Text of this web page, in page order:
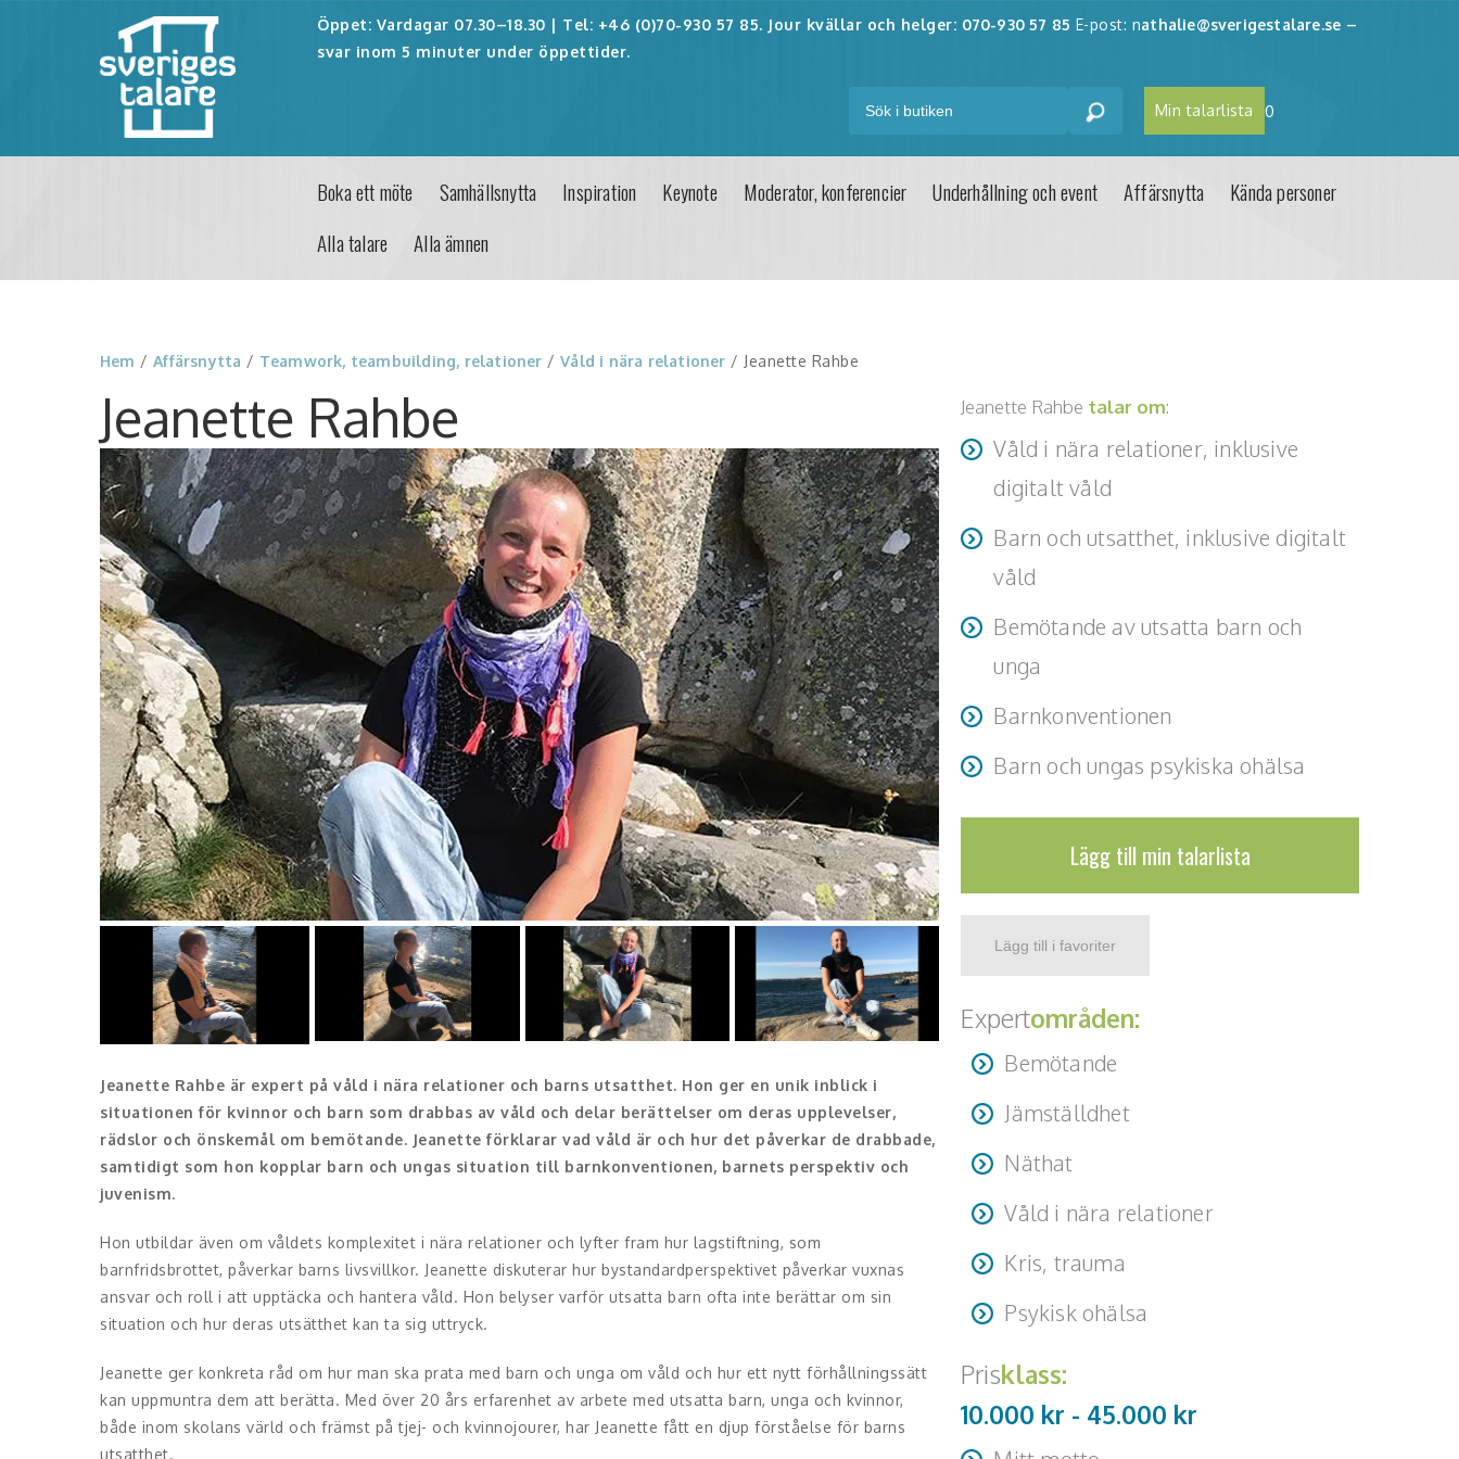
Öppet: Vardagar 07.30–18.30 | Tel: +46 (0)70-930 57 85. Jour kvällar och helger: 070-930 57 85 E-post: nathalie@sverigestalare.se –
svar inom 5 minuter under öppettider.
Min talarlista 0
Boka ett möte Samhällsnytta Inspiration Keynote Moderator, konferencier Underhållning och event Affärsnytta
Kända personer
Alla talare
Alla ämnen
Hem /Affärsnytta / Teamwork, teambuilding, relationer /Våld i nära relationer / Jeanette Rahbe
Jeanette Rahbe
Jeanette Rahbe är expert på våld i nära relationer och barns utsatthet. Hon ger en unik inblick i
situationen för kvinnor och barn som drabbas av våld och delar berättelser om deras upplevelser,
rädslor och önskemål om bemötande. Jeanette förklarar vad våld är och hur det påverkar de drabbade,
samtidigt som hon kopplar barn och ungas situation till barnkonventionen, barnets perspektiv och
juvenism.
Hon utbildar även om våldets komplexitet i nära relationer och lyfter fram hur lagstiftning, som
barnfridsbrottet, påverkar barns livsvillkor. Jeanette diskuterar hur bystandardperspektivet påverkar vuxnas
ansvar och roll i att upptäcka och hantera våld. Hon belyser varför utsatta barn ofta inte berättar om sin
situation och hur deras utsätthet kan ta sig uttryck.
Jeanette ger konkreta råd om hur man ska prata med barn och unga om våld och hur ett nytt förhållningssätt
kan uppmuntra dem att berätta. Med över 20 års erfarenhet av arbete med utsatta barn, unga och kvinnor,
både inom skolans värld och främst på tjej- och kvinnojourer, har Jeanette fått en djup förståelse för barns
utsatthet.
Jeanette Rahbe talar om:
Våld i nära relationer, inklusive
digitalt våld
Barn och utsatthet, inklusive digitalt
våld
Bemötande av utsatta barn och
unga
Barnkonventionen
Barn och ungas psykiska ohälsa
Lägg till min talarlista
Expertområden:
Bemötande
Jämställdhet
Näthat
Våld i nära relationer
Kris, trauma
Psykisk ohälsa
Prisklass:
10.000 kr - 45.000 kr